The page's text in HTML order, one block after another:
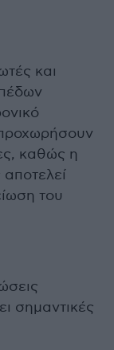
και
καθώς η
του
σημαντικές